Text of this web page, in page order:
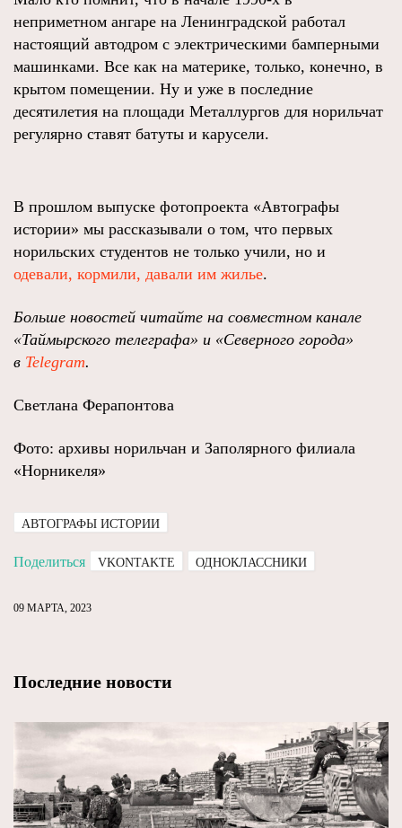
неприметном ангаре на Ленинградской работал
настоящий автодром с электрическими бамперными
машинками. Все как на материке, только, конечно, в
крытом помещении. Ну и уже в последние
десятилетия на площади Металлургов для норильчат
регулярно ставят батуты и карусели.
В прошлом выпуске фотопроекта «Автографы
истории» мы рассказывали о том, что первых
норильских студентов не только учили, но и
одевали, кормили, давали им жилье.
Больше новостей читайте на совместном канале
«Таймырского телеграфа» и «Северного города»
в Telegram.
Светлана Ферапонтова
Фото: архивы норильчан и Заполярного филиала
«Норникеля»
АВТОГРАФЫ ИСТОРИИ
Поделиться VKONTAKTE ОДНОКЛАССНИКИ
09 МАРТА, 2023
Последние новости